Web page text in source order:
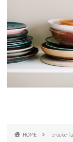
HOME brooke-